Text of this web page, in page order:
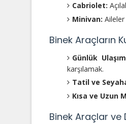
Cabriolet:
Minivan:
Binek Araçların
Günlük
karşılamak.
Tatil ve
Kısa ve Uzun
Binek Araçlar ve